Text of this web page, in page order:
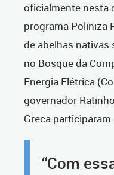
oficialmente nesta
programa Poliniza
de abelhas nativas
no Bosque da
Energia Elétrica
governador
Greca
“Com